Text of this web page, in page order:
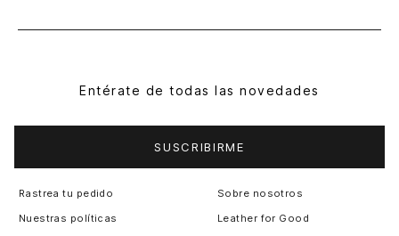
Entérate de todas las novedades
SUSCRIBIRME
Rastrea tu pedido
Nuestras políticas
Sobre nosotros
Leather for Good